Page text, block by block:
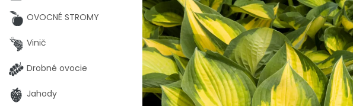
OVOCNÉ STROMY
Vinič
Drobné ovocie
Jahody